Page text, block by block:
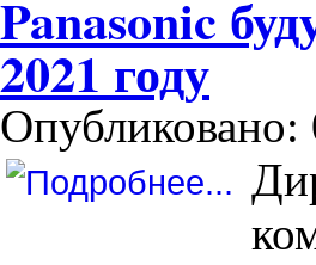
Panasonic
2021 году